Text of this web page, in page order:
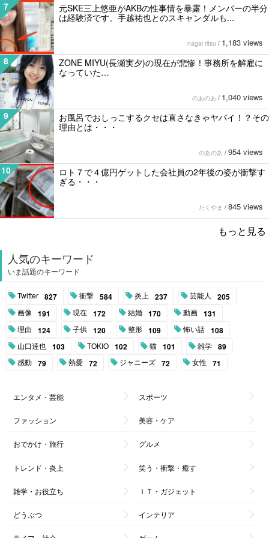
7
元SKE三上悠亜がAKBの性事情を暴露！メンバーの半分
は経験済です。手越祐也とのスキャンダルも...
nagai ritsu / 1,183 views
8
ZONE MIYU(長瀬実夕)の現在が悲惨！事務所を解雇に
なっていた…
のあのあ / 1,040 views
9
お風呂でおしっこするクセは直さなきゃヤバイ！？その
理由とは・・・
のあのあ / 954 views
10
ロト７で４億円ゲットした会社員の2年後の姿が衝撃す
ぎる・・・
たくやま / 845 views
もっと見る
人気のキーワード
いま話題のキーワード
Twitter 827 衝撃 584 炎上 237 芸能人 205
画像 191 現在 172 結婚 170 動画 131
理由 124 子供 120 整形 109 怖い話 108
山口達也 103 TOKIO 102 猫 101 雑学 89
感動 79 熱愛 72 ジャニーズ 72 女性 71
エンタメ・芸能 スポーツ
ファッション 美容・ケア
おでかけ・旅行 グルメ
トレンド・炎上 笑う・衝撃・癒す
雑学・お役立ち ＩＴ・ガジェット
どうぶつ インテリア